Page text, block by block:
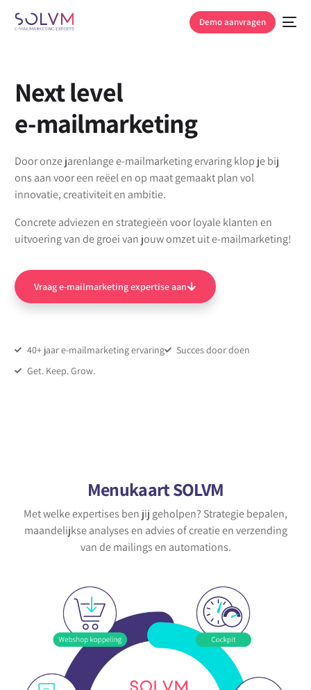
Demo aanvragen
Next level
e-mailmarketing
Door onze jarenlange e-mailmarketing ervaring klop je bij
ons aan voor een reëel en op maat gemaakt plan vol
innovatie, creativiteit en ambitie.
Concrete adviezen en strategieën voor loyale klanten en
uitvoering van de groei van jouw omzet uit e-mailmarketing!
Vraag e-mailmarketing expertise aan
40+ jaar e-mailmarketing ervaring
Succes door doen
Get. Keep. Grow.
Menukaart SOLVM
Met welke expertises ben jij geholpen? Strategie bepalen,
maandelijkse analyses en advies of creatie en verzending
van de mailings en automations.